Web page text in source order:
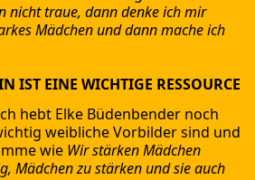
nicht traue, dann denke ich mir
Mädchen und dann mache ich
IST EINE WICHTIGE RESSOURCE
hebt Elke Büdenbender noch
weibliche Vorbilder sind und
wie Wir stärken Mädchen
Mädchen zu stärken und sie auch